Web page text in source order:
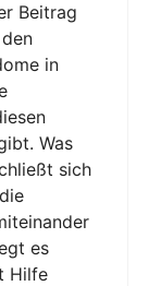
Beitrag
in
Was
sich
es
Hilfe